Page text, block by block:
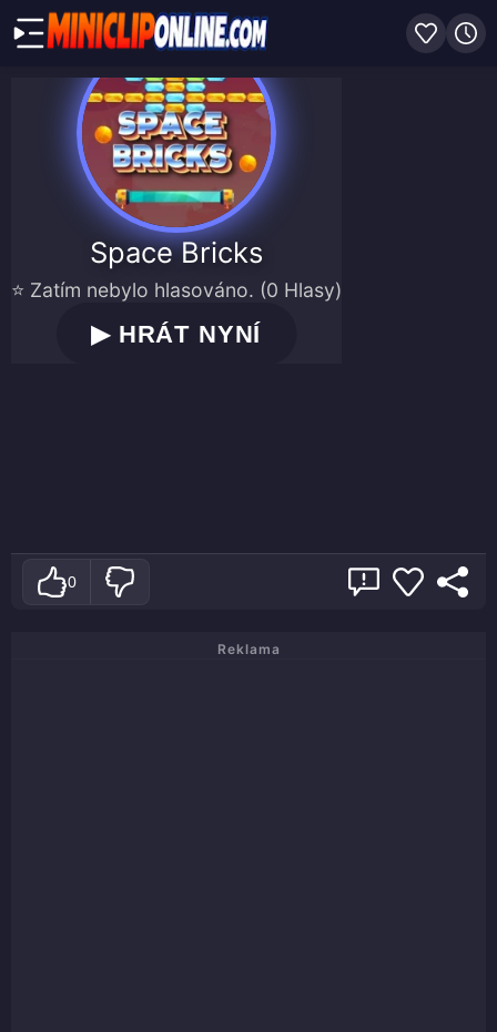
Space Bricks
⭐ Zatím nebylo hlasováno. (0 Hlasy)
▶HRÁT NYNÍ
0
Reklama